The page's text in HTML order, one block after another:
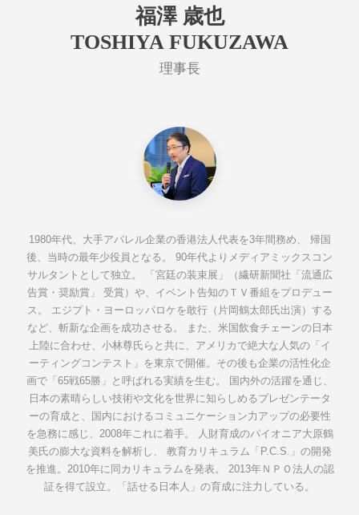
福澤 歳也
TOSHIYA FUKUZAWA
理事長
1980年代、大手アパレル企業の香港法人代表を3年間務め、 帰国
後、当時の最年少役員となる。 90年代よりメディアミックスコン
サルタントとして独立。 「宮廷の装束展」（繊研新聞社「流通広
告賞・奨励賞」 受賞）や、イベント告知のＴＶ番組をプロデュー
ス。 エジプト・ヨーロッパロケを敢行（片岡鶴太郎氏出演）する
など、斬新な企画を成功させる。 また、米国飲食チェーンの日本
上陸に合わせ、小林尊氏らと共に、アメリカで絶大な人気の「イ
ーティングコンテスト」を東京で開催。その後も企業の活性化企
画で「65戦65勝」と呼ばれる実績を生む。 国内外の活躍を通じ、
日本の素晴らしい技術や文化を世界に知らしめるプレゼンテータ
ーの育成と、国内におけるコミュニケーション力アップの必要性
を急務に感じ、2008年これに着手。 人財育成のパイオニア大原鶴
美氏の膨大な資料を解析し、 教育カリキュラム「P.C.S.」の開発
を推進。2010年に同カリキュラムを発表。 2013年ＮＰＯ法人の認
証を得て設立。「話せる日本人」の育成に注力している。